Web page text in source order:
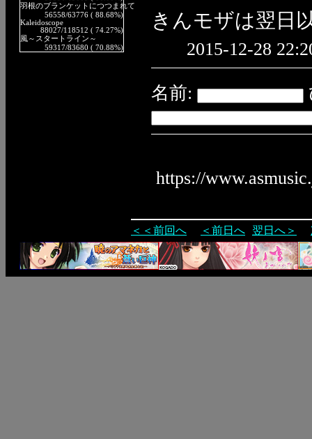
羽根のブランケットにつつまれて
56558/63776 ( 88.68%)
Kaleidoscope
88027/118512 ( 74.27%)
風～スタートライン～
59317/83680 ( 70.88%)
きんモザは翌日
2015-12-28
名前:
https://
＜＜前回へ ＜前日へ 翌日へ＞